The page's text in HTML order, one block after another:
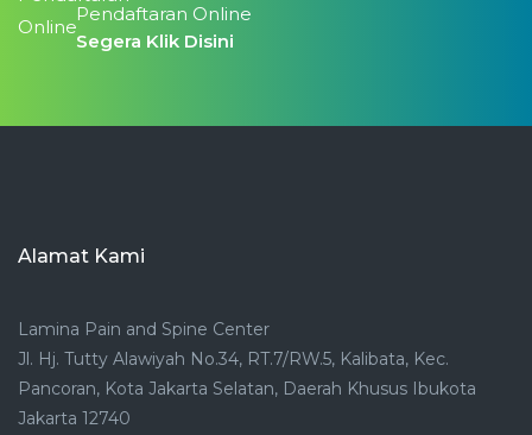
Pendaftaran Online
Segera Klik Disini
Alamat Kami
Lamina Pain and Spine Center
Jl. Hj. Tutty Alawiyah No.34, RT.7/RW.5, Kalibata, Kec.
Pancoran, Kota Jakarta Selatan, Daerah Khusus Ibukota
Jakarta 12740